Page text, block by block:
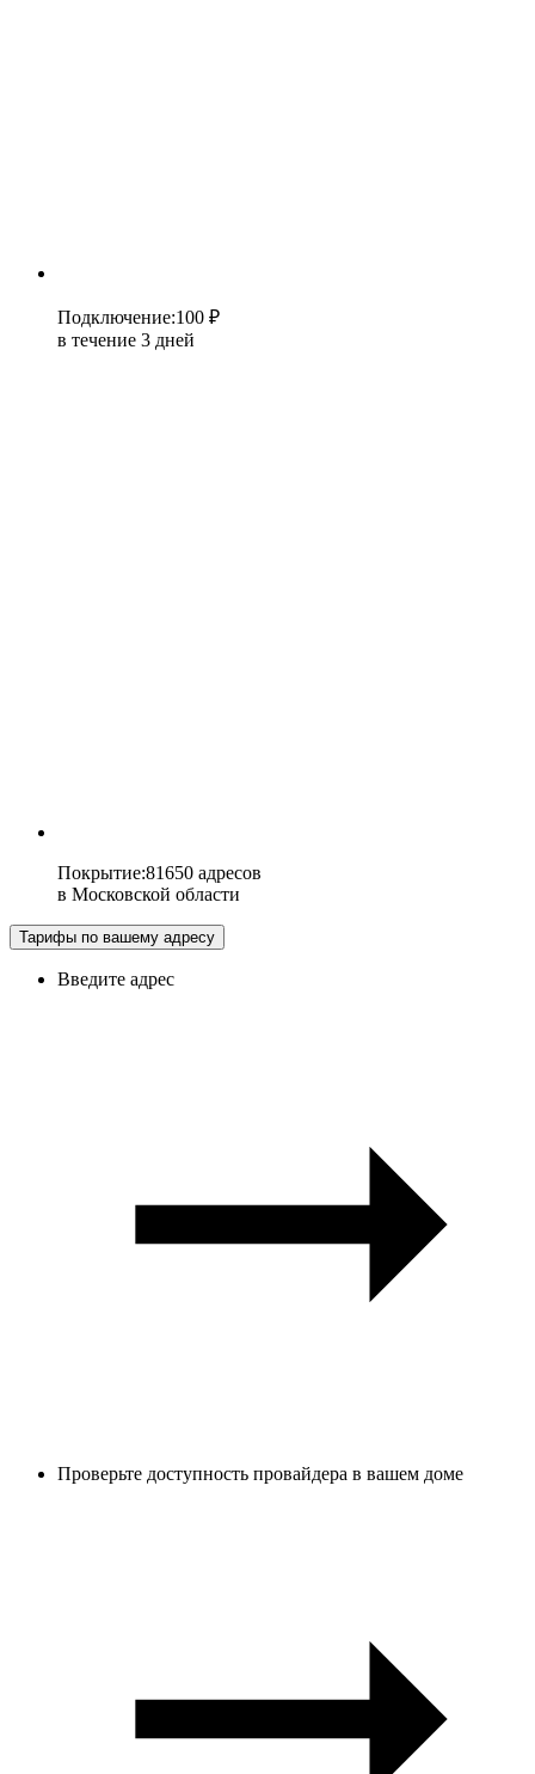
Подключение:100 ₽
в течение 3 дней
Покрытие:81650 адресов
в Московской области
Тарифы по вашему адресу
Введите адрес
Проверьте доступность провайдера в вашем доме